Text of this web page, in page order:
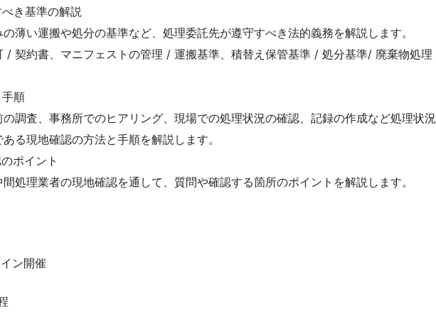
き基準の解説
薄い運搬や処分の基準など、処理委託先が遵守すべき法的義務を解説します。
/ 契約書、マニフェストの管理 / 運搬基準、積替え保管基準 / 処分基準/ 廃棄物処理
順
調査、事務所でのヒアリング、現場での処理状況の確認、記録の作成など処理状況
る現地確認の方法と手順を解説します。
ポイント
処理業者の現地確認を通して、質問や確認する箇所のポイントを解説します。
ン開催